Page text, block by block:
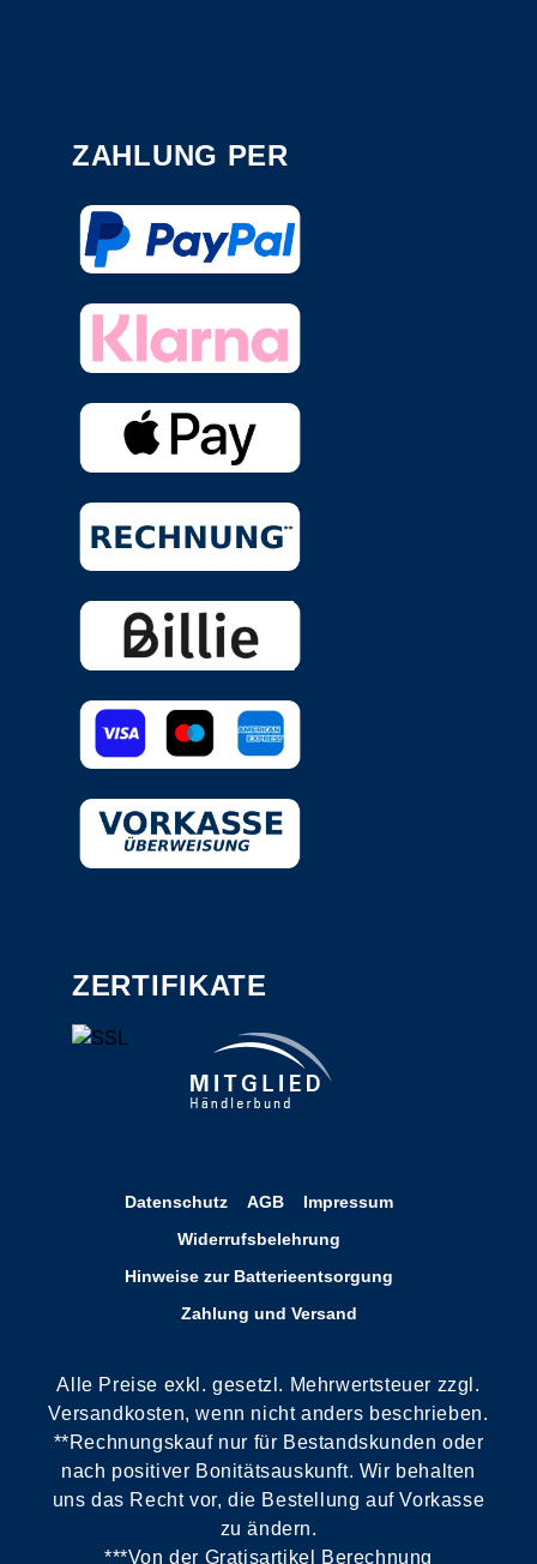
ZAHLUNG PER
ZERTIFIKATE
Datenschutz AGB
Impressum
Widerrufsbelehrung
Hinweise zur Batterieentsorgung
Zahlung und Versand
Alle Preise exkl. gesetzl. Mehrwertsteuer zzgl.
Versandkosten, wenn nicht anders beschrieben.
**Rechnungskauf nur für Bestandskunden oder
nach positiver Bonitätsauskunft. Wir behalten
uns das Recht vor, die Bestellung auf Vorkasse
zu ändern.
***Von der Gratisartikel Berechnung